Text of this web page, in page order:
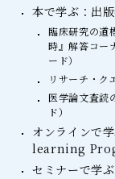
本で学ぶ：出
臨床研究の道
時』解答コー
ード）
リサーチ・ク
医学論文査読
ド）
オンラインで
learning
セミナーで学